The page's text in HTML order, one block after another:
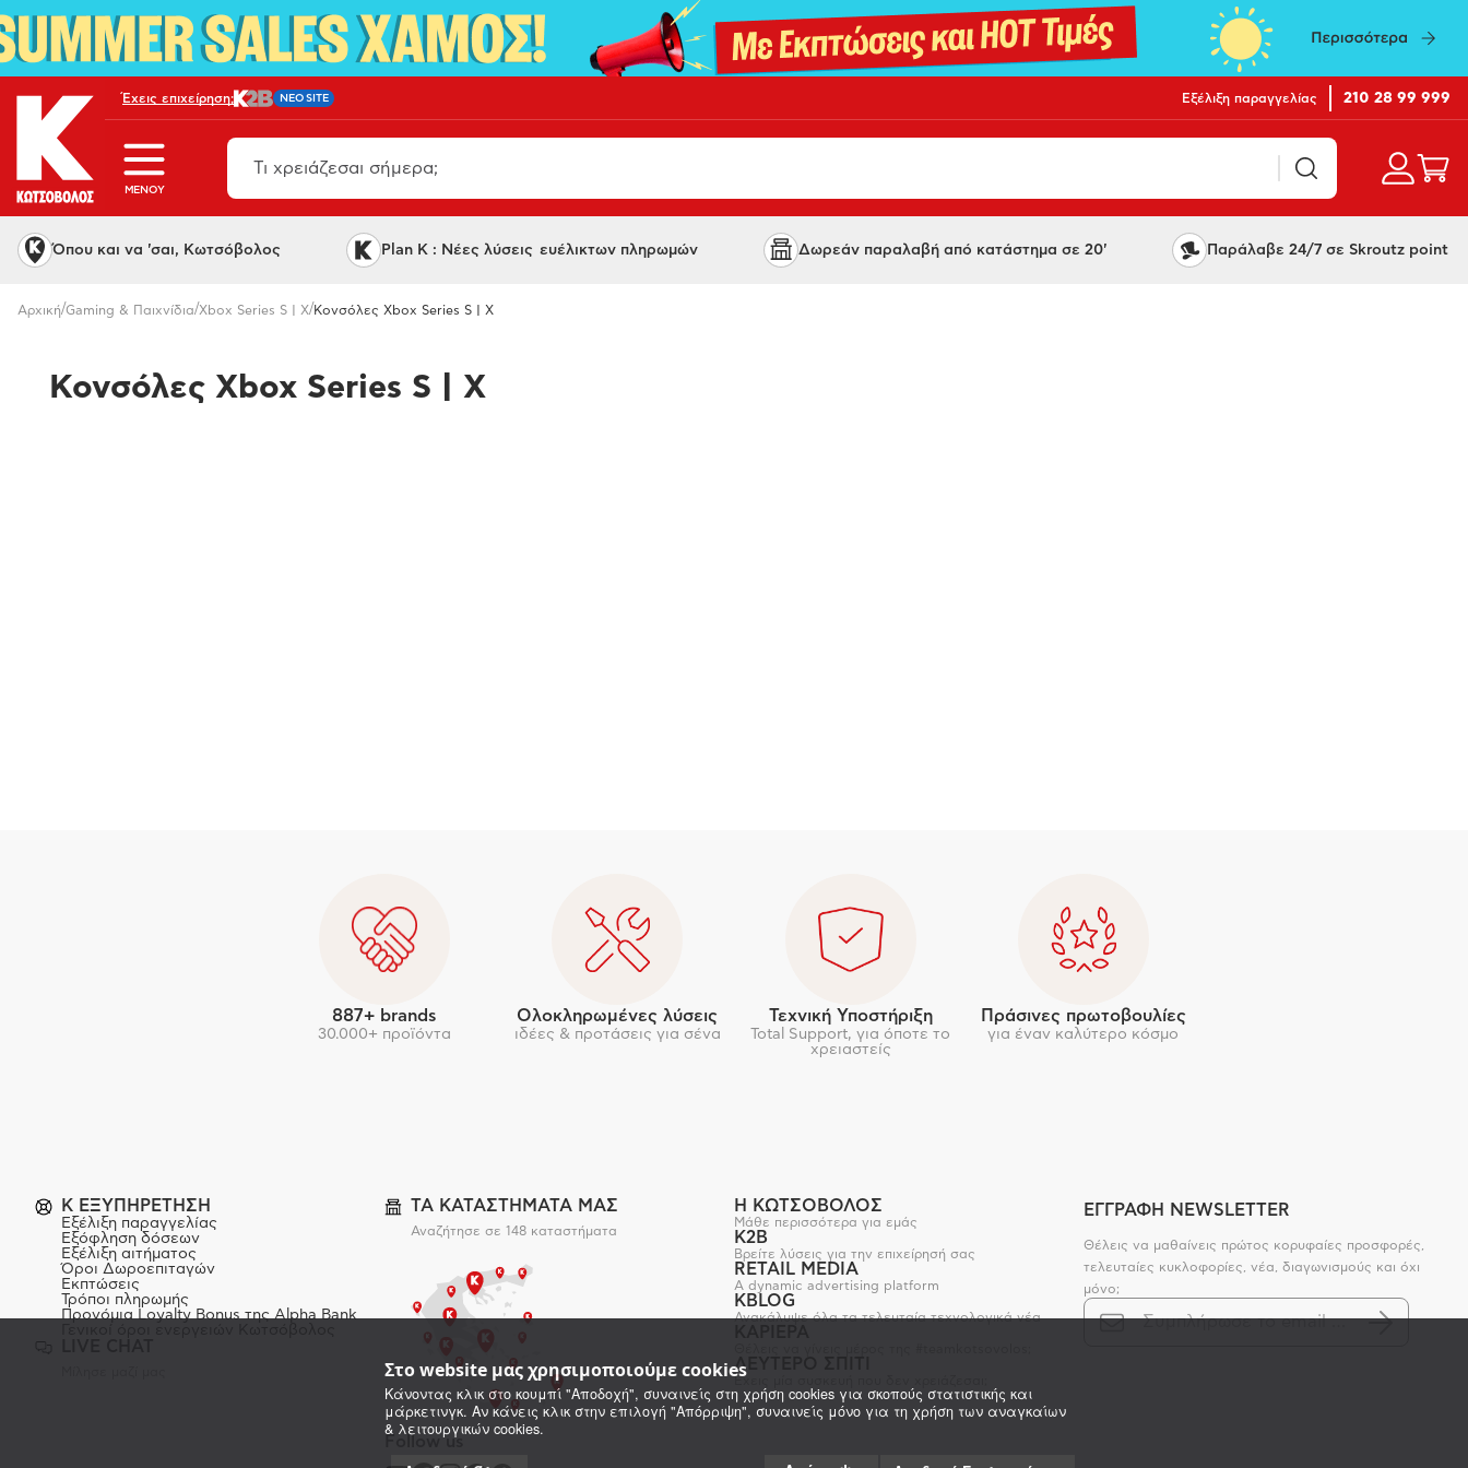
Στο website μας χρησιμοποιούμε cookies
Κάνοντας κλικ στο κουμπί "Αποδοχή", συναινείς στη χρήση cookies για σκοπούς στατιστικής και
μάρκετινγκ. Αν κάνεις κλικ στην επιλογή "Απόρριψη", συναινείς μόνο για τη χρήση των αναγκαίων
& λειτουργικών cookies.
Έχεις επιχείρηση; NEO SITE Εξέλιξη παραγγελίας 210 28 99 999
MENOY
Όπου και να 'σαι, Κωτσόβολος Plan K : Νέες λύσεις ευέλικτων πληρωμών Δωρεάν παραλαβή από κατάστημα σε 20' Παράλαβε 24/7 σε Skroutz point
Αρχική/Gaming & Παιχνίδια/Xbox Series S | X/Κονσόλες Xbox Series S | X
Κονσόλες Xbox Series S | X
887+ brands
30.000+ προϊόντα
Ολοκληρωμένες λύσεις
ιδέες & προτάσεις για σένα
Τεχνική Υποστήριξη
Total Support, για όποτε το
χρειαστείς
Πράσινες πρωτοβουλίες
για έναν καλύτερο κόσμο
K ΕΞΥΠΗΡΕΤΗΣΗ
Εξέλιξη παραγγελίας
Εξόφληση δόσεων
Εξέλιξη αιτήματος
Όροι Δωροεπιταγών
Εκπτώσεις
Τρόποι πληρωμής
Προνόμια Loyalty Bonus της Alpha Bank
ΤΑ ΚΑΤΑΣΤΗΜΑΤΑ ΜΑΣ
Αναζήτησε σε 148 καταστήματα
Follow us
Η ΚΩΤΣΟΒΟΛΟΣ
Μάθε περισσότερα για εμάς
K2B
Βρείτε λύσεις για την επιχείρησή σας
RETAIL MEDIA
A dynamic advertising platform
KBLOG
Ανακάλυψε όλα τα τελευταία τεχνολογικά νέα
ΔΕΥΤΕΡΟ ΣΠΙΤΙ
Έχεις μία συσκευή που δεν χρειάζεσαι;
ΕΓΓΡΑΦΗ NEWSLETTER
Θέλεις να μαθαίνεις πρώτος κορυφαίες προσφορές,
τελευταίες κυκλοφορίες, νέα, διαγωνισμούς και όχι
μόνο;